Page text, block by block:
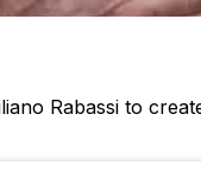
Rabassi to